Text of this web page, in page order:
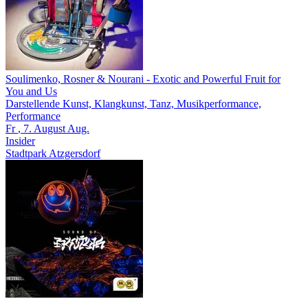
Soulimenko, Rosner & Nourani - Exotic and Powerful Fruit for
You and Us
Darstellende Kunst, Klangkunst, Tanz, Musikperformance,
Performance
Fr , 7. August Aug.
Insider
Stadtpark Atzgersdorf